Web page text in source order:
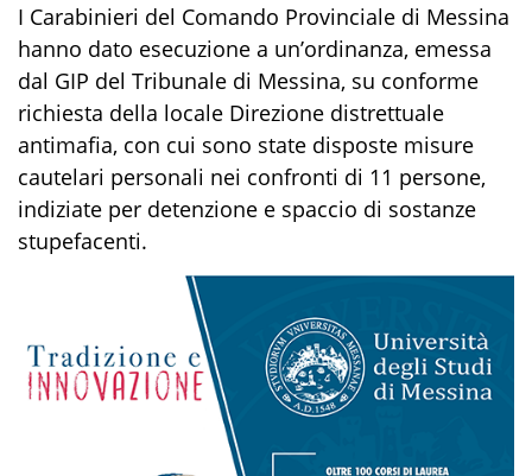
I Carabinieri del Comando Provinciale di Messina
hanno dato esecuzione a un’ordinanza, emessa
dal GIP del Tribunale di Messina, su conforme
richiesta della locale Direzione distrettuale
antimafia, con cui sono state disposte misure
cautelari personali nei confronti di 11 persone,
indiziate per detenzione e spaccio di sostanze
stupefacenti.